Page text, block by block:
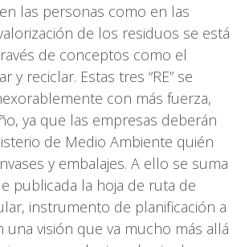
las personas como en las
de los residuos se está
de conceptos como el
y reciclar. Estas tres “RE” se
con más fuerza,
ya que las empresas deberán
de Medio Ambiente quién
y embalajes. A ello se suma
publicada la hoja de ruta de
instrumento de planificación a
una visión que va mucho más allá